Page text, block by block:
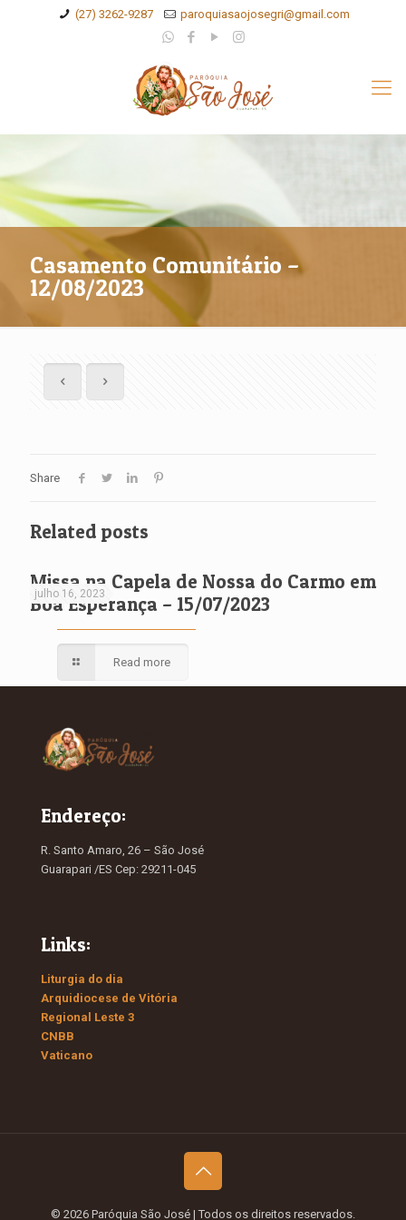
(27) 3262-9287 paroquiasaojosegri@gmail.com
Casamento Comunitário –
12/08/2023
Share
Related posts
julho 16, 2023
Missa na Capela de Nossa do Carmo em
Boa Esperança – 15/07/2023
Read more
Endereço:
R. Santo Amaro, 26 – São José
Guarapari /ES Cep: 29211-045
Links:
Liturgia do dia
Arquidiocese de Vitória
Regional Leste 3
CNBB
Vaticano
© 2026 Paróquia São José | Todos os direitos reservados.